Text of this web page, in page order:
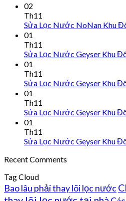
02
Th11
Sửa Lọc Nước NoNan Khu
01
Th11
Sửa Lọc Nước Geyser Khu
01
Th11
Sửa Lọc Nước Geyser Khu
01
Th11
Sửa Lọc Nước Geyser Khu
01
Th11
Sửa Lọc Nước Geyser Khu
Recent Comments
Tag Cloud
Bao lâu phải thay lõi lọc nước